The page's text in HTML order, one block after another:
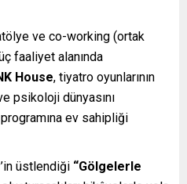
ve co-working (ortak
faaliyet alanında
House, tiyatro oyunlarının
psikoloji dünyasını
ev sahipliği
’in üstlendiği “Gölgelerle